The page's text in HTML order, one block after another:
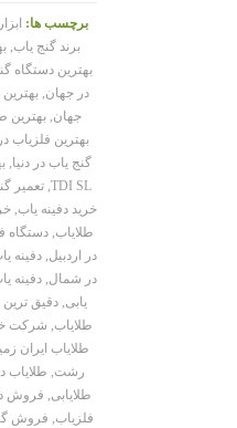
برچسب ها:
برند گنج یاب,
بهترین دستگاه
در جهان, بهترین
جهان,بهترین
بهترین فلزیاب در
گنج یاب در دنیا,
TDI SL
,تعمیر
خرید دفینه یاب,
طلایاب, دستگاه
در اردبیل, دفینه
در شمال, دفینه
یابی,دقیق ترین
طلایاب, شرکت
طلایاب ایران
رشت, طلایاب
طلایابی, فروش
فلزیاب, فروش